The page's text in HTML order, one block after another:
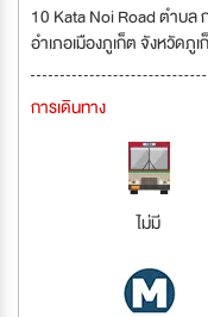
10 Kata Noi Road ตำบล
อำเภอเมืองภูเก็ต จังหวัดภู
การเดินทาง
ไม่มี